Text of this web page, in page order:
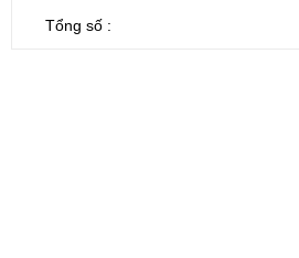
Tổng số :